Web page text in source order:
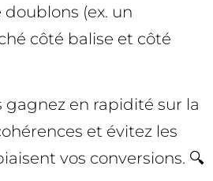
(ex. un
côté balise et côté
gagnez en rapidité sur la
et évitez les
vos conversions. 🔍